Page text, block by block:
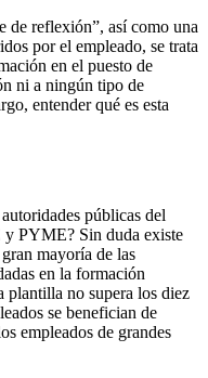
de reflexión”, así como una
por el empleado, se trata
en el puesto de
ni a ningún tipo de
entender qué es esta
públicas del
y PYME? Sin duda existe
mayoría de las
en la formación
plantilla no supera los diez
se benefician de
empleados de grandes